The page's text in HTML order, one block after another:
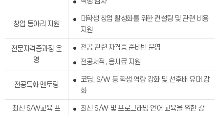
창업 동아리 지원
대학생 창업 활성화를 위한 컨설팅 및 관련 비용
지원
전문자격증과정 운
영
전공 관련 자격증 준비반 운영
전공서적, 응시료 지원
전공특화 멘토링
코딩, S/W 등 학생 역량 강화 및 선후배 유대 강
화
최신 S/W교육 프
최신 S/W 및 프로그래밍 언어 교육을 위한 강